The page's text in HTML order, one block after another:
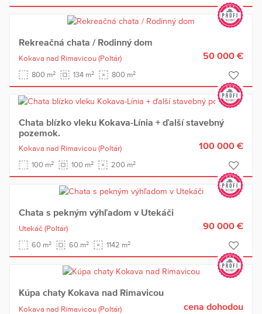
Rekreačná chata / Rodinný dom
Kokava nad Rimavicou (Poltár)
800 m2 134 m2 800 m2
50 000 €
Chata blízko vleku Kokava-Línia + ďalší stavebný
pozemok.
Kokava nad Rimavicou (Poltár)
100 m2 100 m2 200 m2
100 000 €
Chata s pekným výhľadom v Utekáči
Utekáč (Poltár)
60 m2 60 m2 1142 m2
90 000 €
Kúpa chaty Kokava nad Rimavicou
Kokava nad Rimavicou (Poltár)
cena dohodou